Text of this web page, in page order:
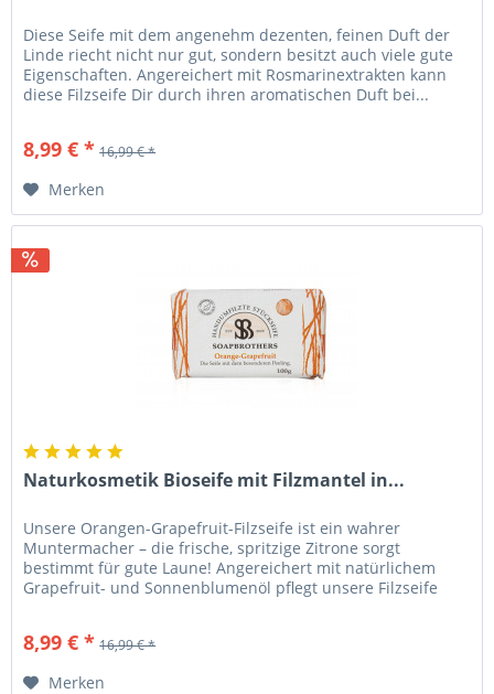
Diese Seife mit dem angenehm dezenten, feinen Duft der
Linde riecht nicht nur gut, sondern besitzt auch viele gute
Eigenschaften. Angereichert mit Rosmarinextrakten kann
diese Filzseife Dir durch ihren aromatischen Duft bei...
8,99 € * 16,99 € *
Merken
Naturkosmetik Bioseife mit Filzmantel in...
Unsere Orangen-Grapefruit-Filzseife ist ein wahrer
Muntermacher – die frische, spritzige Zitrone sorgt
bestimmt für gute Laune! Angereichert mit natürlichem
Grapefruit- und Sonnenblumenöl pflegt unsere Filzseife
8,99 € * 16,99 € *
Merken